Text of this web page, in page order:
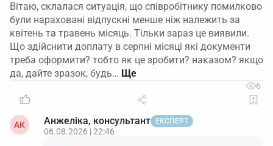
Вітаю, склалася ситуація, що співробітнику помилково
були нараховані відпускні менше ніж належить за
квітень та травень місяць. Тільки зараз це виявили.
Що здійснити доплату в серпні місяці які документи
треба оформити? тобто як це зробити? наказом? якщо
да, дайте зразок, будь…
6
АК Анжеліка, консультант ЕКСПЕРТ
06.08.2026 | 22:46